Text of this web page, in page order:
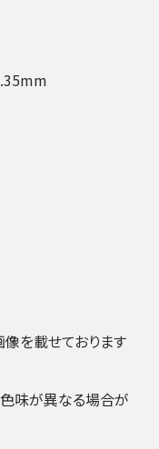
を載せております
味が異なる場合が